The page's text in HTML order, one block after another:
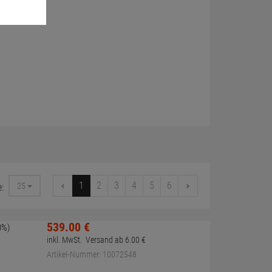
25 1 2 3 4 5 6
539.00 €
inkl. MwSt. Versand ab 6. 00 €
Artikel-Nummer: 10072548